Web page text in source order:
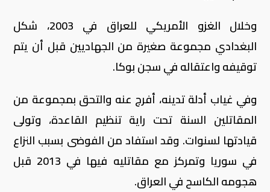
وخلال الغزو الأمريكي للعراق في 2003، شكل
البغدادي مجموعة صغيرة من الجهاديين قبل أن يتم
توقيفه واعتقاله في سجن بوكا.
وفي غياب أدلة تدينه، أفرج عنه والتحق بمجموعة من
المقاتلين السنة تحت راية تنظيم القاعدة، وتولى
قيادتها لسنوات. وقد استفاد من الفوضى بسبب النزاع
في سوريا وتمركز مع مقاتليه فيها في 2013 قبل
هجومه الكاسح في العراق.